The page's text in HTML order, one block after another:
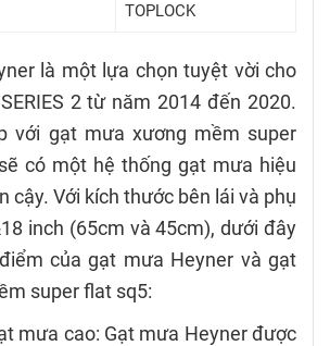
TOPLOCK
là một lựa chọn tuyệt vời cho
2 từ năm 2014 đến 2020.
với gạt mưa xương mềm super
có một hệ thống gạt mưa hiệu
cậy. Với kích thước bên lái và phụ
inch (65cm và 45cm), dưới đây
của gạt mưa Heyner và gạt
super flat sq5:
mưa cao: Gạt mưa Heyner được